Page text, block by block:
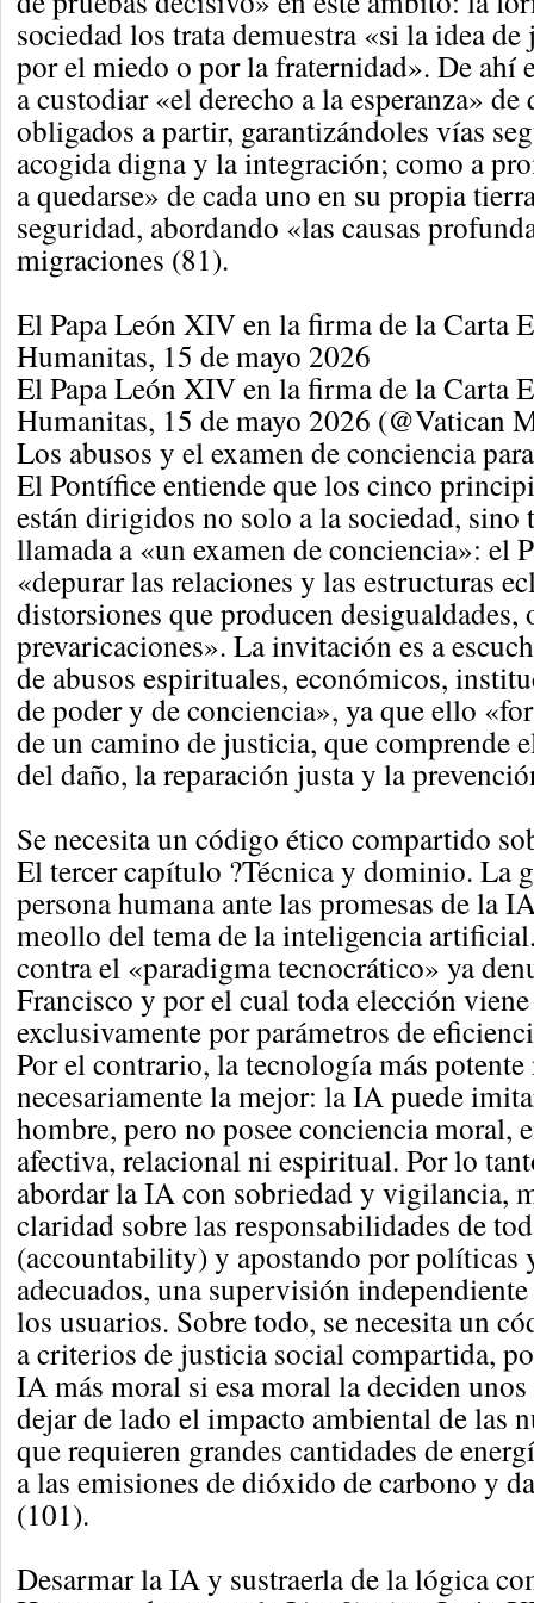
sociedad los trata demuestra «si la idea
por el miedo o por la fraternidad». De ahí
a custodiar «el derecho a la esperanza» de
obligados a partir, garantizándoles vías
acogida digna y la integración; como a
a quedarse» de cada uno en su propia
seguridad, abordando «las causas
migraciones (81).
El Papa León XIV en la firma de la Carta
Humanitas, 15 de mayo 2026
El Papa León XIV en la firma de la Carta
Humanitas, 15 de mayo 2026 (@Vatican
Los abusos y el examen de conciencia
El Pontífice entiende que los cinco
están dirigidos no solo a la sociedad, sino
llamada a «un examen de conciencia»: el
«depurar las relaciones y las estructuras
distorsiones que producen desigualdades,
prevaricaciones». La invitación es a
de abusos espirituales, económicos,
de poder y de conciencia», ya que ello
de un camino de justicia, que comprende
del daño, la reparación justa y la
Se necesita un código ético compartido
El tercer capítulo ?Técnica y dominio. La
persona humana ante las promesas de la
meollo del tema de la inteligencia
contra el «paradigma tecnocrático» ya
Francisco y por el cual toda elección
exclusivamente por parámetros de
Por el contrario, la tecnología más potente
necesariamente la mejor: la IA puede
hombre, pero no posee conciencia moral,
afectiva, relacional ni espiritual. Por lo
abordar la IA con sobriedad y vigilancia,
claridad sobre las responsabilidades de
(accountability) y apostando por políticas
adecuados, una supervisión
los usuarios. Sobre todo, se necesita un
a criterios de justicia social compartida,
IA más moral si esa moral la deciden
dejar de lado el impacto ambiental de las
que requieren grandes cantidades de
a las emisiones de dióxido de carbono y
(101).
Desarmar la IA y sustraerla de la lógica